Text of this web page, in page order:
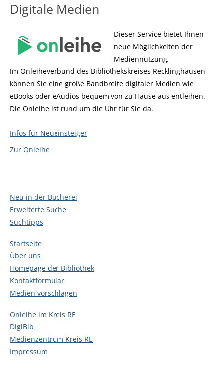
Digitale Medien
Dieser Service bietet Ihnen
neue Möglichkeiten der
Mediennutzung.
Im Onleiheverbund des Bibliothekskreises Recklinghausen
können Sie eine große Bandbreite digitaler Medien wie
eBooks oder eAudios bequem von zu Hause aus entleihen.
Die Onleihe ist rund um die Uhr für Sie da.
Infos für Neueinsteiger
Zur Onleihe
Neu in der Bücherei
Erweiterte Suche
Suchtipps
Startseite
Über uns
Homepage der Bibliothek
Kontaktformular
Medien vorschlagen
Onleihe im Kreis RE
DigiBib
Medienzentrum Kreis RE
Impressum